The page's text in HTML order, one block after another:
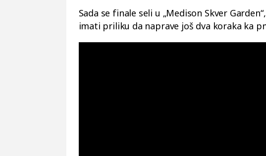
Sada se finale seli u „Medison Skver
imati priliku da naprave još dva koraka ka